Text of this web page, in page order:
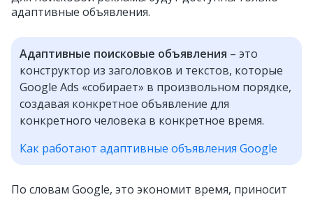
адаптивные объявления.
Адаптивные поисковые объявления – это
конструктор из заголовков и текстов, которые
Google Ads «собирает» в произвольном порядке,
создавая конкретное объявление для
конкретного человека в конкретное время.
Как работают адаптивные объявления Google
По словам Google, это экономит время, приносит